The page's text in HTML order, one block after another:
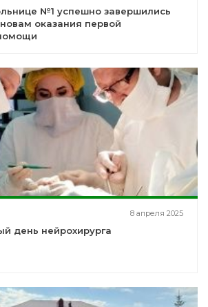
№1 успешно завершились
оказания первой
8 апреля 2025
день нейрохирурга